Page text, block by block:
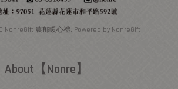
NonreGift 農郁暖心禮. Powered by NonreGift
About【Nonre】